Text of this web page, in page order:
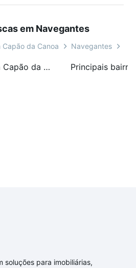
em Navegantes
da Canoa Navegantes
Principais bairros em Capão da Canoa, RS
soluções para imobiliárias,